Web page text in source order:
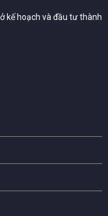
kế hoạch và đầu tư thành